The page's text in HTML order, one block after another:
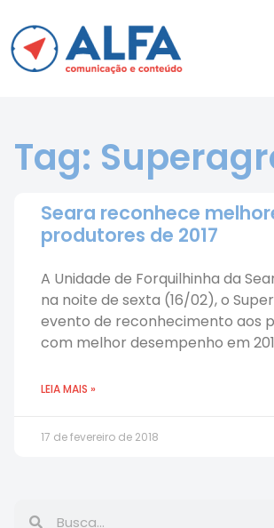
Tag:
Seara reconhece
produtores de 2017
A Unidade de Forquilhinha da
na noite de sexta (16/02), o
evento de reconhecimento aos
com melhor desempenho em
LEIA MAIS »
17 de fevereiro de 2018